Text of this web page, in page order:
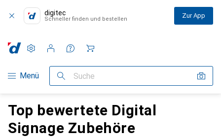
digitec
Schneller finden und bestellen Zur App
Navigation nach Kategorien
Menü Suche
Einstellungen
Kundenkonto
Vergleichslisten
Merklisten
Warenkorb
Top bewertete Digital
Signage Zubehöre